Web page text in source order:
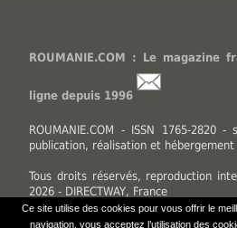
ROUMANIE.COM : Le magazine
ligne depuis 1996
ROUMANIE.COM - ISSN 1765-2820
publication, réalisation et hébergement
Tous droits réservés, reproduction
2026 - DIRECTWAY, France
Ce site utilise des cookies pour vous offrir le
navigation, vous acceptez l’utilisation des